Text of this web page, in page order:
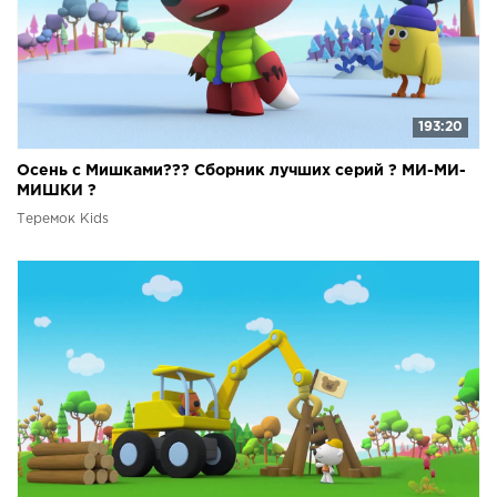
193:20
Осень с Мишками??? Сборник лучших серий ? МИ-МИ-
МИШКИ ?
Теремок Kids